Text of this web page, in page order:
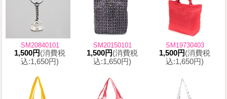
SM20840101
1,500円(消費税
込:1,650円)
SM20150101
1,500円(消費税
込:1,650円)
SM19730403
1,500円(消費税
込:1,650円)